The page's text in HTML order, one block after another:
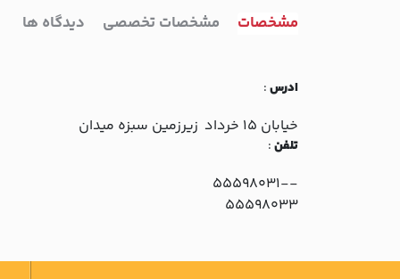
مشخصات مشخصات تخصصی دیدگاه ها
ادرس:
خيابان 15 خرداد زيرزمين سبزه ميدان
تلفن:
-55598031-
55598033